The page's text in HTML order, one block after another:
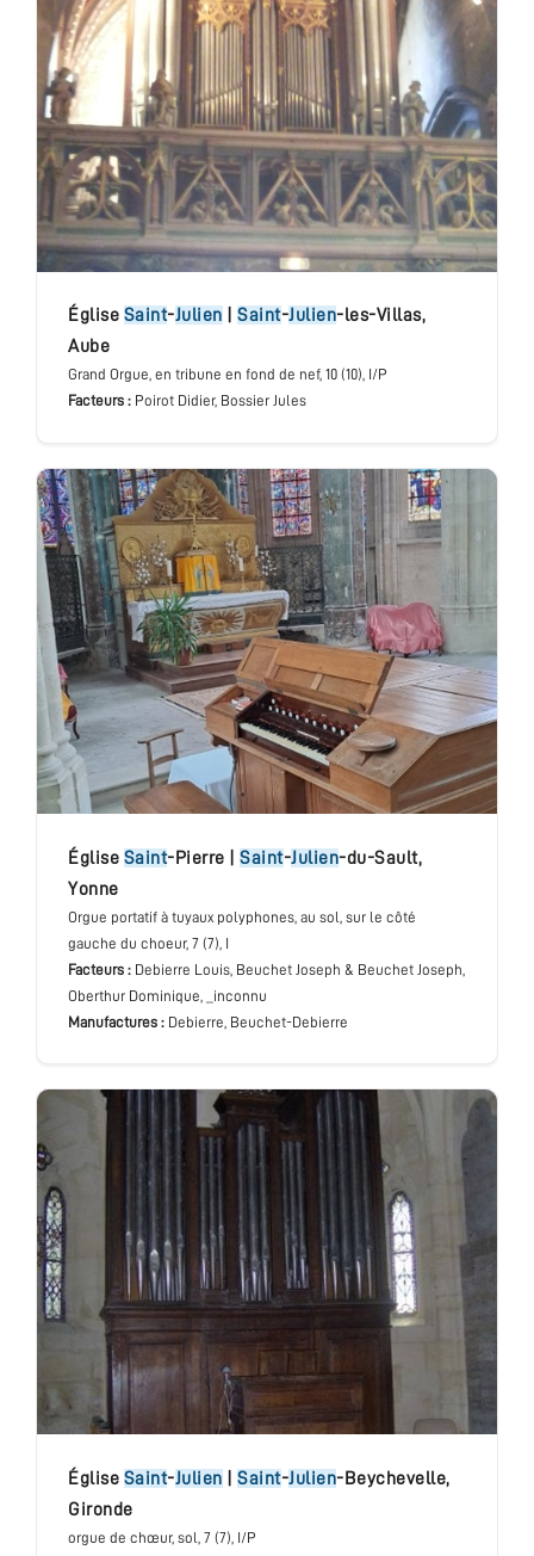
église Saint-Julien Saint-Julien-les-Villas,
Aube
Grand Orgue, en tribune en fond de nef, 10 (10), I/P
Facteurs : Poirot Didier, Bossier Jules
église Saint-Pierre Saint-Julien-du-Sault,
Yonne
Orgue portatif à tuyaux polyphones , au sol, sur le côté
gauche du choeur, 7 (7), I
Facteurs : Debierre Louis, Beuchet Joseph & Beuchet Joseph,
Oberthur Dominique, _inconnu
Manufactures : Debierre, Beuchet-Debierre
Église Saint-Julien Saint-Julien-Beychevelle,
Gironde
orgue de chœur, sol , 7 (7), I/P